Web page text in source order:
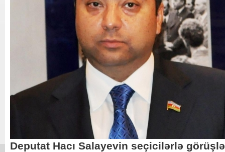
Deputat Hacı Salayevin seçicilərlə